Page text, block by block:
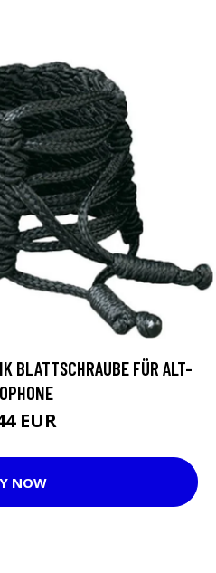
BLATTSCHRAUBE FÜR ALT-
EUR
NOW